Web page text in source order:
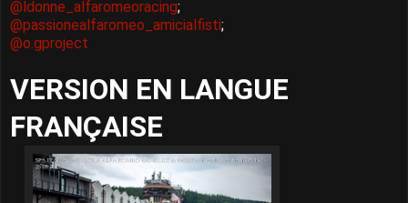
@ldonne_alfaromeoracing;
@passionealfaromeo_amicialfisti;
@o.gproject
VERSION EN LANGUE
FRANÇAISE